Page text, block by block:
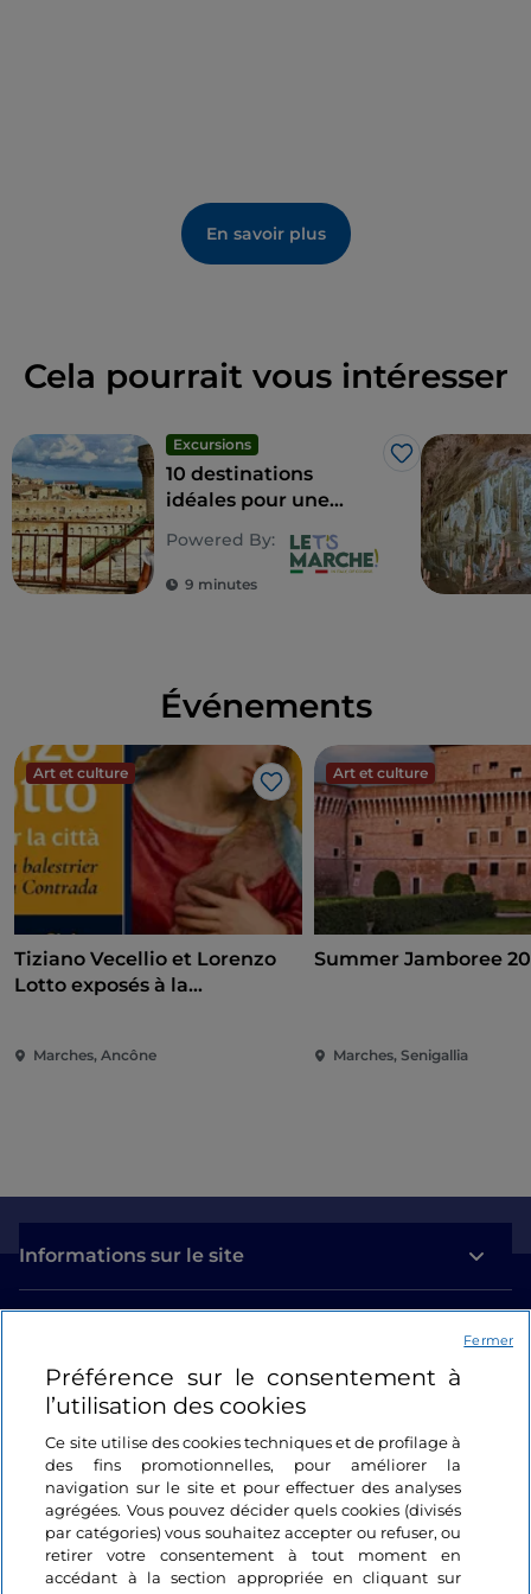
En savoir plus
Cela pourrait vous intéresser
Excursions
J’aime
10 destinations
idéales pour une
enfants
Powered By:
9 minutes
Événements
Art et culture
J’aime
Tiziano Vecellio et Lorenzo
Lotto exposés à la
Marches, Ancône
Art et culture
Summer Jamboree
Marches, Senigallia
Informations sur le site
Se connecter
Suivez-nous
Préférence sur le consentement à
l’utilisation des cookies
Ce site utilise des cookies techniques et de profilage à
des fins promotionnelles, pour améliorer la
navigation sur le site et pour effectuer des analyses
agrégées. Vous pouvez décider quels cookies (divisés
par catégories) vous souhaitez accepter ou refuser, ou
retirer votre consentement à tout moment en
accédant à la section appropriée en cliquant sur
Fermer